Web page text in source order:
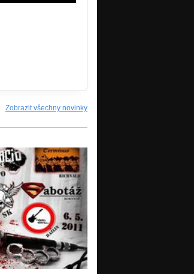
Zobrazit všechny novinky